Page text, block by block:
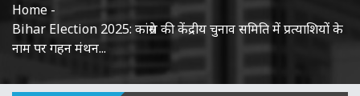
Home -
Bihar Election 2025: कांग्रेस की केंद्रीय चुनाव समिति में प्रत्याशियों के
नाम पर गहन मंथन...